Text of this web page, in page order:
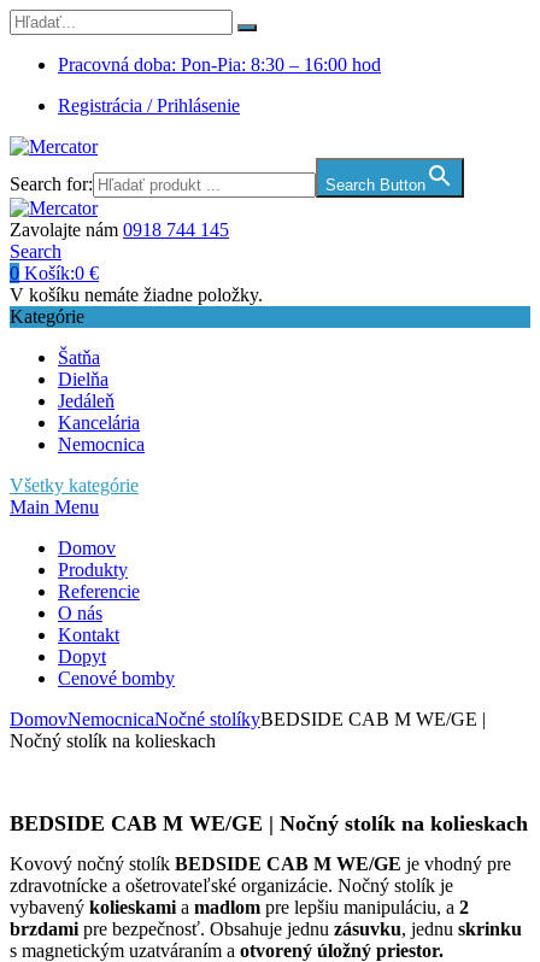
Pracovná doba: Pon-Pia: 8:30 – 16:00 hod
Registrácia / Prihlásenie
Search for: Search Button
Zavolajte nám 0918 744 145
Search
0 Košík:0 €
V košíku nemáte žiadne položky.
Kategórie
Šatňa
Dielňa
Jedáleň
Kancelária
Nemocnica
Všetky kategórie
Main Menu
Domov
Produkty
Referencie
O nás
Kontakt
Dopyt
Cenové bomby
DomovNemocnicaNočné stolíkyBEDSIDE CAB M WE/GE |
Nočný stolík na kolieskach
BEDSIDE CAB M WE/GE | Nočný stolík na kolieskach
Kovový nočný stolík BEDSIDE CAB M WE/GE je vhodný pre
zdravotnícke a ošetrovateľské organizácie. Nočný stolík je
vybavený kolieskami a madlom pre lepšiu manipuláciu, a 2
brzdami pre bezpečnosť. Obsahuje jednu zásuvku, jednu skrinku
s magnetickým uzatváraním a otvorený úložný priestor.